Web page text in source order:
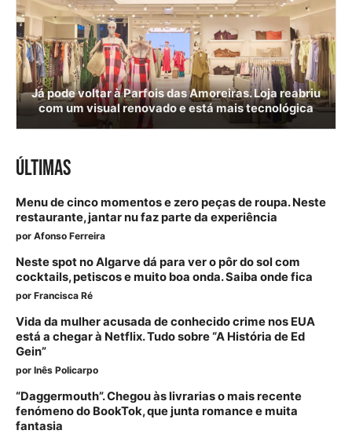
Já pode voltar à Parfois das Amoreiras. Loja reabriu
com um visual renovado e está mais tecnológica
ÚLTIMAS
Menu de cinco momentos e zero peças de roupa. Neste
restaurante, jantar nu faz parte da experiência
por Afonso Ferreira
Neste spot no Algarve dá para ver o pôr do sol com
cocktails, petiscos e muito boa onda. Saiba onde fica
por Francisca Ré
Vida da mulher acusada de conhecido crime nos EUA
está a chegar à Netflix. Tudo sobre “A História de Ed
Gein”
por Inês Policarpo
“Daggermouth”. Chegou às livrarias o mais recente
fenómeno do BookTok, que junta romance e muita
fantasia